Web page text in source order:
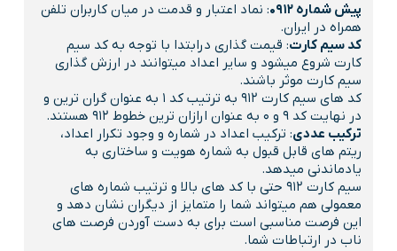
پیش شماره 0912
: نماد اعتبار و قدمت در میان کاربران تلفن
همراه در ایران.
کد سیم کارت: قیمت گذاری درابتدا با توجه به کد سیم
کارت شروع میشود و سایر اعداد میتوانند در ارزش گذاری
سیم کارت موثر باشند.
کد های سیم کارت 912 به ترتیب کد 1 به عنوان گران ترین و
در نهایت کد 9 و 0 به عنوان ارازان ترین خطوط 912 هستند.
ترکیب عددی: ترکیب اعداد در شماره و وجود تکرار اعداد،
ریتم های قابل قبول به شماره هویت و ساختاری به
یادماندنی میدهد.
سیم کارت 912 حتی با کد های بالا و ترتیب شماره های
معمولی هم میتواند شما را متمایز از دیگران نشان دهد و
این فرصت مناسبی است برای به دست آوردن فرصت های
ناب در ارتباطات شما.